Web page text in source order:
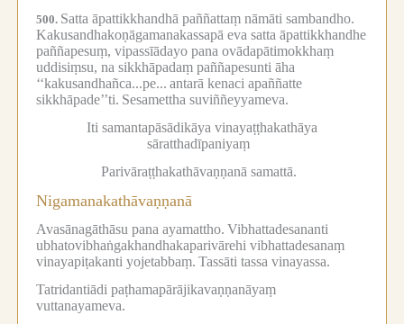
500. Satta āpattikkhandhā paññattaṃ nāmāti sambandho.
Kakusandhakoṇāgamanakassapā eva satta āpattikkhandhe
paññapesuṃ, vipassīādayo pana ovādapātimokkhaṃ
uddisiṃsu, na sikkhāpadaṃ paññapesunti āha
‘‘kakusandhañca...pe... antarā kenaci apaññatte
sikkhāpade’’ti. Sesamettha suviññeyyameva.
Iti samantapāsādikāya vinayaṭṭhakathāya
sāratthadīpaniyaṃ
Parivāraṭṭhakathāvaṇṇanā samattā.
Nigamanakathāvaṇṇanā
Avasānagāthāsu pana ayamattho. Vibhattadesananti
ubhatovibhaṅgakhandhakaparivārehi vibhattadesanaṃ
vinayapiṭakanti yojetabbaṃ. Tassāti tassa vinayassa.
Tatridantiādi paṭhamapārājikavaṇṇanāyaṃ
vuttanayameva.